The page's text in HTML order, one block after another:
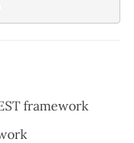
framework